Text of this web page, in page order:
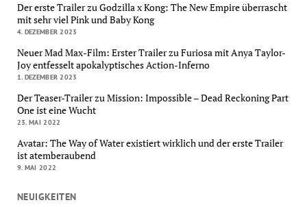
Der erste Trailer zu Godzilla x Kong: The New Empire überrascht
mit sehr viel Pink und Baby Kong
4. DEZEMBER 2023
Neuer Mad Max-Film: Erster Trailer zu Furiosa mit Anya Taylor-
Joy entfesselt apokalyptisches Action-Inferno
1. DEZEMBER 2023
Der Teaser-Trailer zu Mission: Impossible – Dead Reckoning Part
One ist eine Wucht
23. MAI 2022
Avatar: The Way of Water existiert wirklich und der erste Trailer
ist atemberaubend
9. MAI 2022
NEUIGKEITEN